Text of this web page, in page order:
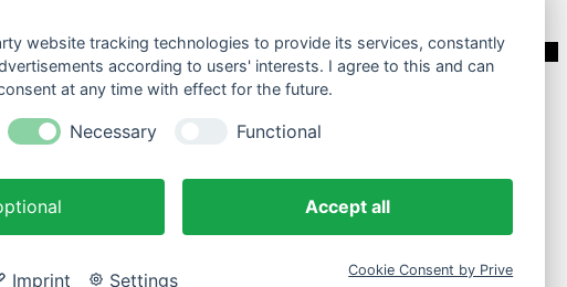
website tracking technologies to provide its services, constantly
according to users' interests. I agree to this and can
at any time with effect for the future.
Necessary Functional
Accept all
Imprint Settings Cookie Consent by Prive